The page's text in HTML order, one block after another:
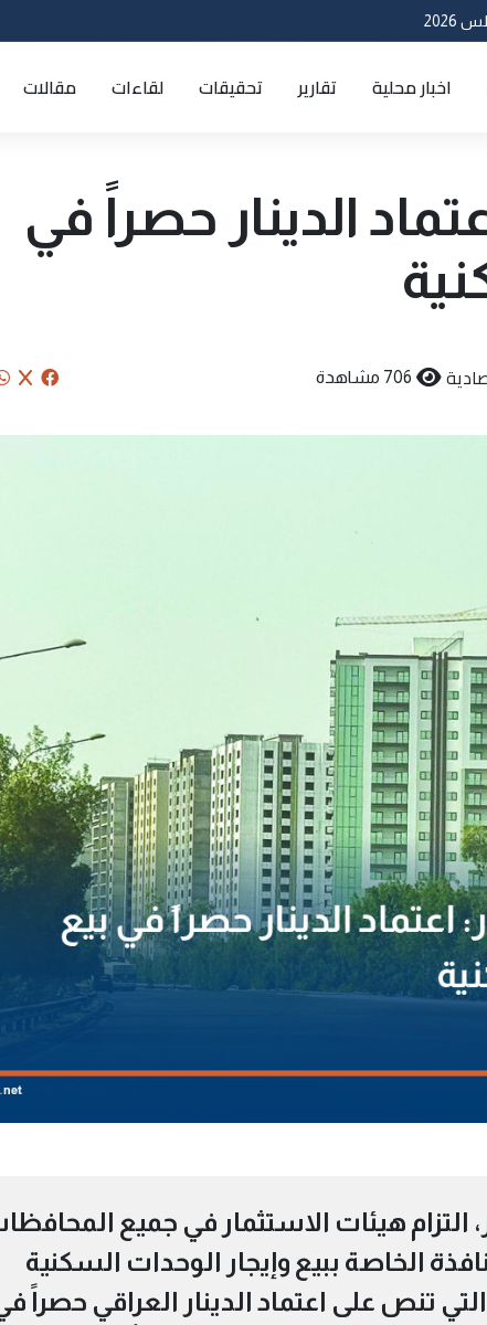
اخبار محلية تقارير تحقيقات لقاءات مقالات
الدينار حصراً في
706 مشاهدة
التزام هيئات الاستثمار في جميع
الخاصة ببيع وإيجار الوحدات السكنية
تنص على اعتماد الدينار العراقي حصراً